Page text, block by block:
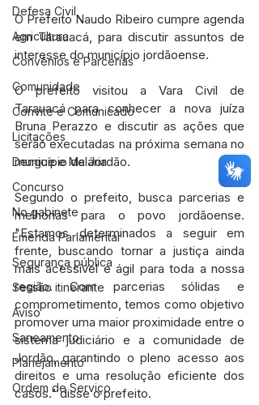
Defesa Civil
Agricultura
Convênios e Parcerias
Comunidade
Convite e Comunicado
Licitações
Dengue e Malária
Concurso
No gabinete
Emenda Parlamentar
Segurança pública
Sessão itinerante
Aviso
Saneamento
Planejamento
Ordem de Serviço
O Prefeito Naudo Ribeiro cumpre agenda
em Tarauacá, para discutir assuntos de
interesse do município jordãoense.
O prefeito visitou a Vara Civil de
Tarauacá para conhecer a nova juíza
Bruna Perazzo e discutir as ações que
serão executadas na próxima semana no
município de Jordão.
Segundo o prefeito, busca parcerias e
melhorias para o povo jordãoense.
"Estamos determinados a seguir em
frente, buscando tornar a justiça ainda
mais acessível e ágil para toda a nossa
região. Com parcerias sólidas e
comprometimento, temos como objetivo
promover uma maior proximidade entre o
sistema judiciário e a comunidade de
Jordão, garantindo o pleno acesso aos
direitos e uma resolução eficiente dos
casos." disse o prefeito.